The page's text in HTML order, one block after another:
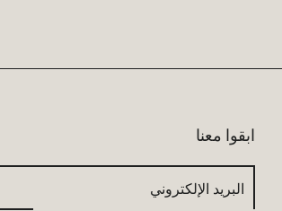
ابقوا معنا
الإلكتروني